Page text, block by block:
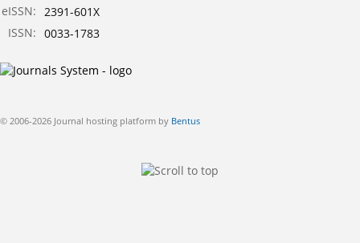
eISSN: 2391-601X
ISSN: 0033-1783
© 2006-2026 Journal hosting platform by Bentus